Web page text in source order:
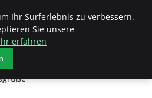
Kreative Ideen für
Ihr Surferlebnis zu verbessern.
Sie unsere
erfahren